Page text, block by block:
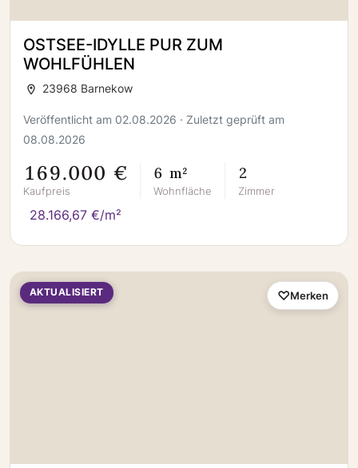
OSTSEE-IDYLLE PUR ZUM
WOHLFÜHLEN
23968 Barnekow
Veröffentlicht am 02.08.2026 · Zuletzt geprüft am
08.08.2026
169.000 €
Kaufpreis
6 m²
Wohnfläche
2
Zimmer
28.166,67 €/m²
AKTUALISIERT Merken